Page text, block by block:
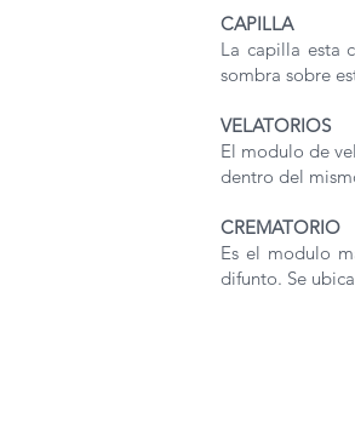
CAPILLA
La capilla esta
sombra sobre
VELATORIOS
El modulo de
dentro del
CREMATORIO
Es el modulo
difunto. Se